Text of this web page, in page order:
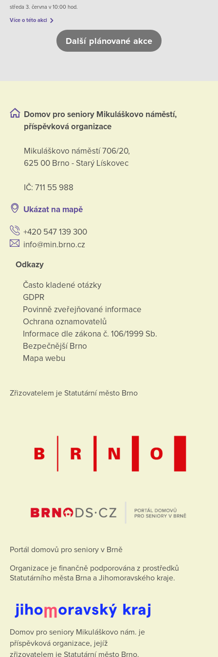
středa 3. června v 10:00 hod.
Více o této akci
Další plánované akce
Domov pro seniory Mikuláškovo náměstí,
příspěvková organizace
Mikuláškovo náměstí 706/20,
625 00 Brno - Starý Lískovec
IČ: 711 55 988
Ukázat na mapě
+420 547 139 300
info@min.brno.cz
Odkazy
Často kladené otázky
GDPR
Povinně zveřejňované informace
Ochrana oznamovatelů
Informace dle zákona č. 106/1999 Sb.
Bezpečnější Brno
Mapa webu
Zřizovatelem je Statutární město Brno
Portál domovů pro seniory v Brně
Organizace je finančně podporována z prostředků
Statutárního města Brna a Jihomoravského kraje.
Domov pro seniory Mikuláškovo nám. je
příspěvková organizace, jejíž
zřizovatelem je Statutární město Brno.